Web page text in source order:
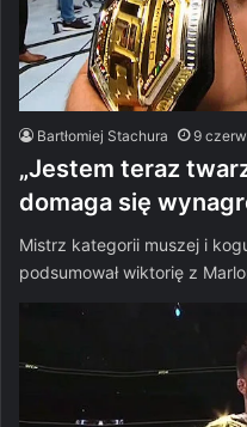
Bartłomiej Stachura 9
„Jestem teraz
domaga się
Mistrz kategorii muszej i
podsumował wiktorię z